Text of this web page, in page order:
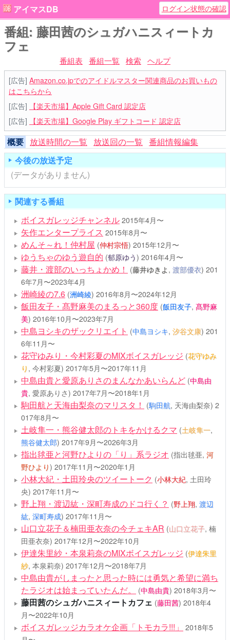
アイマスDB ログイン状態の確認
番組: 藤田茜のシュガハニスィートカ
フェ
番組表 番組一覧 検索 ヘルプ
[広告] Amazon.co.jpでのアイドルマスター関連商品のお買いもの
はこちらから
[広告]
【楽天市場】Apple Gift Card 認定店
[広告]
【楽天市場】Google Play ギフトコード 認定店
概要 放送時間の一覧 放送回の一覧 番組情報編集
今後の放送予定
(データがありません)
関連する番組
ボイスガレッジチャンネル 2015年4月〜
矢作エンタープライス 2015年8月〜
めんそ～れ！仲村屋 (仲村宗悟) 2015年12月〜
ゆうちゃのゆう遊自的 (郁原ゆう) 2016年4月〜
藤井・渡部のいっちょかめ！ (藤井ゆきよ , 渡部優衣) 201
6年7月〜2023年4月
洲崎綾の7.6 (洲崎綾) 2016年8月〜2024年12月
飯田友子・髙野麻美のまるっと360度 (飯田友子, 髙野麻
美) 2016年10月〜2023年7月
中島ヨシキのザックリエイト (中島ヨシキ, 汐谷文康) 201
6年11月〜
花守ゆみり・今村彩夏のMIXボイスガレッジ (花守ゆみ
り , 今村彩夏) 2017年5月〜2017年11月
中島由貴と愛原ありさのまんなかあいらんど (中島由
貴, 愛原ありさ) 2017年7月〜2018年1月
駒田航と天海由梨奈のマリスタ！ (駒田航, 天海由梨奈) 2
017年8月〜
土岐隼一・熊谷健太郎のトキをかけるクマ (土岐隼一,
熊谷健太郎) 2017年9月〜2026年3月
指出毬亜と河野ひよりの「り」系ラジオ (指出毬亜, 河
野ひより) 2017年11月〜2020年1月
小林大紀・土田玲央のツイートーク (小林大紀, 土田玲
央) 2017年11月〜
野上翔・渡辺紘・深町寿成のドコ行く？ (野上翔, 渡辺
紘, 深町寿成) 2017年11月〜
山口立花子＆楠田亜衣奈の今チェキAR (山口立花子, 楠
田亜衣奈) 2017年12月〜2022年10月
伊達朱里紗・本泉莉奈のMIXボイスガレッジ (伊達朱里
紗, 本泉莉奈) 2017年12月〜2018年7月
中島由貴がしまったと思った時には勇気と希望に満ち
たラジオは始まっていたんだ。
(中島由貴) 2018年3月〜
藤田茜のシュガハニスィートカフェ (藤田茜) 2018年4
月〜2022年10月
ボイスガレッジカラオケ企画「トモカラ!!!」
2018年5